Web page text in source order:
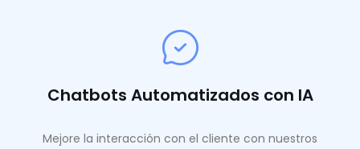
Chatbots Automatizados con IA
Mejore la interacción con el cliente con nuestros